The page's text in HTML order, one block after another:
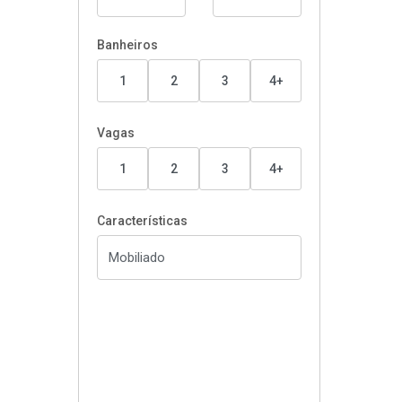
Banheiros
1 2 3 4+
Vagas
1 2 3 4+
Características